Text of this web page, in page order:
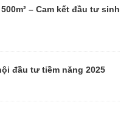
– Cam kết đầu tư sinh
đầu tư tiềm năng 2025